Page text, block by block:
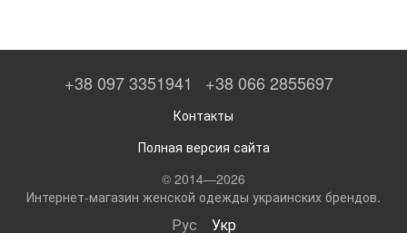
+38 097 3351941 +38 066 2855697
Контакты
Полная версия сайта
© 2014—2026
Интернет-магазин женской одежды украинских брендов.
Рус Укр